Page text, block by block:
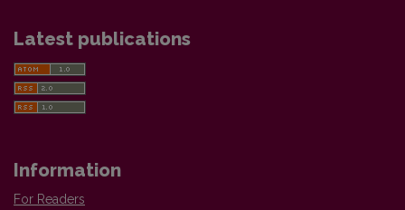
Latest publications
Information
For Readers